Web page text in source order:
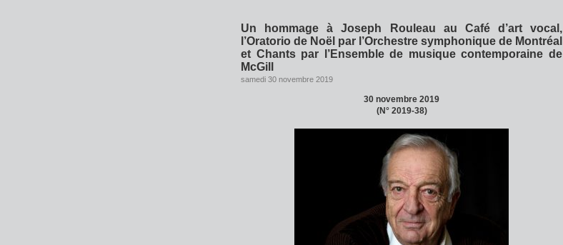
Un hommage à Joseph Rouleau au Café d’art vocal,
l’Oratorio de Noël par l’Orchestre symphonique de Montréal
et Chants par l’Ensemble de musique contemporaine de
McGill
samedi 30 novembre 2019
30 novembre 2019
(N° 2019-38)